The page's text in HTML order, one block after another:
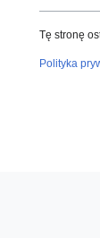
Tę stronę
Polityka